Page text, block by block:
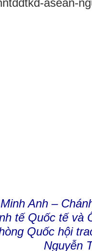
Anh –
tế Quốc tế và
Quốc hội
Nguyễn